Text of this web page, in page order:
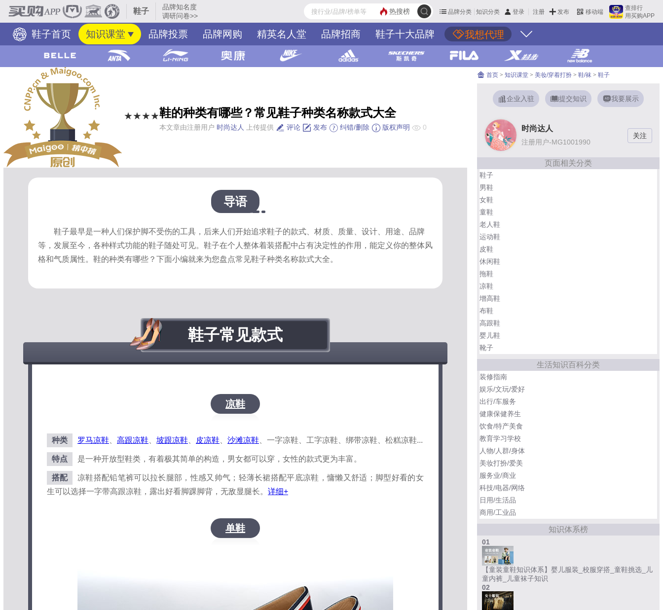
鞋子
品牌知名度
调研问卷>>
品牌分类 知识分类 登录 注册 发布 移动端
查排行
用买购APP
热搜榜
鞋子首页 知识课堂 品牌投票 品牌网购 精英名人堂 品牌招商 我想代理
鞋子十大品牌
★★★★鞋的种类有哪些？常见鞋子种类名称款式大全
本文章由注册用户 时尚达人 上传提供 评论 发布 纠错/删除 版权声明 0
导语
鞋子最早是一种人们保护脚不受伤的工具，后来人们开始追求鞋子的款式、材质、质量、设计、用途、品牌
等，发展至今，各种样式功能的鞋子随处可见。鞋子在个人整体着装搭配中占有决定性的作用，能定义你的整体风
格和气质属性。鞋的种类有哪些？下面小编就来为您盘点常见鞋子种类名称款式大全。
鞋子常见款式
凉鞋
种类 罗马凉鞋 高跟凉鞋 坡跟凉鞋 皮凉鞋 沙滩凉鞋 、一字凉鞋、工字凉鞋、绑带凉鞋、松糕凉鞋...
特点 是一种开放型鞋类，有着极其简单的构造，男女都可以穿，女性的款式更为丰富。
搭配
凉鞋搭配铅笔裤可以拉长腿部，性感又帅气；轻薄长裙搭配平底凉鞋，慵懒又舒适；脚型好看的女
生可以选择一字带高跟凉鞋，露出好看脚踝脚背，无敌显腿长。 详细+
单鞋
首页 > 知识课堂 > 美妆/穿着打扮 > 鞋/袜 > 鞋子
企业入驻 提交知识 我要展示
时尚达人
注册用户-MG1001990
页面相关分类
鞋子
男鞋
女鞋
童鞋
老人鞋
运动鞋
皮鞋
休闲鞋
拖鞋
凉鞋
增高鞋
布鞋
高跟鞋
婴儿鞋
靴子
生活知识百科分类
装修指南
娱乐/文玩/爱好
出行/车服务
健康保健养生
饮食/特产美食
教育学习学校
人物/人群/身体
美妆打扮/爱美
服务业/商业
科技/电器/网络
日用/生活品
商用/工业品
知识体系榜
01
【童装童鞋知识体系】婴儿服装_校服穿搭_童鞋挑选_儿
童内裤_儿童袜子知识
02